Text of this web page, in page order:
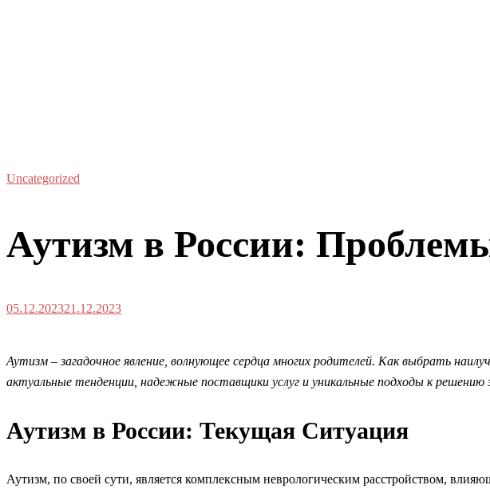
Uncategorized
Аутизм в России:
05.12.202321.12.2023
Аутизм – загадочное явление, волнующее сердца многих родителей. Как выбрать
актуальные тенденции, надежные поставщики услуг и уникальные подходы к
Аутизм в России: Текущая Ситуация
Аутизм, по своей сути, является комплексным неврологическим расстройством,